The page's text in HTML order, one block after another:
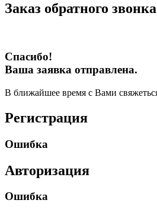
Заказ обратного звонка
Спасибо!
Ваша заявка отправлена.
В ближайшее время с Вами
Регистрация
Ошибка
Авторизация
Ошибка